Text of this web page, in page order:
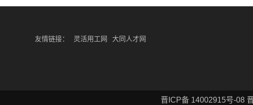
页面导航：
友情链接： 灵活用工网 大同人才网
晋ICP备 14002915号-08